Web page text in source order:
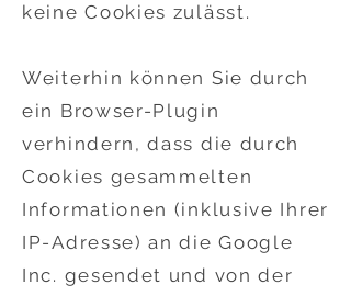
keine Cookies zulässt.
Weiterhin können Sie durch
ein Browser-Plugin
verhindern, dass die durch
Cookies gesammelten
Informationen (inklusive Ihrer
IP-Adresse) an die Google
Inc. gesendet und von der